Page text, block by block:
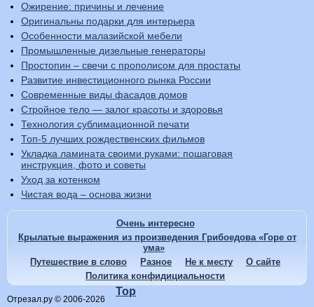
Ожирение: причины и лечение
Оригинальны подарки для интерьера
Особенности малазийской мебели
Промышленные дизельные генераторы
Простопин – свечи с прополисом для простаты
Развитие инвестиционного рынка России
Современные виды фасадов домов
Стройное тело — залог красоты и здоровья
Технология сублимационной печати
Топ-5 лучших рождественских фильмов
Укладка ламината своими руками: пошаговая
инструкция, фото и советы
Уход за котенком
Чистая вода – основа жизни
Очень интересно
Крылатые выражения из произведения Грибоедова «Горе от
ума»
Путешествие в слово
Разное Не к месту
О сайте
Политика конфидициальности
Отрезал.ру © 2006-2026
Top